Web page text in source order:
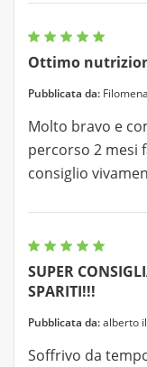
Ottimo
Pubblicata da:
Molto bravo e
percorso 2 mesi
consiglio
SUPER
SPARITI!!!
Pubblicata da:alberto
Soffrivo da